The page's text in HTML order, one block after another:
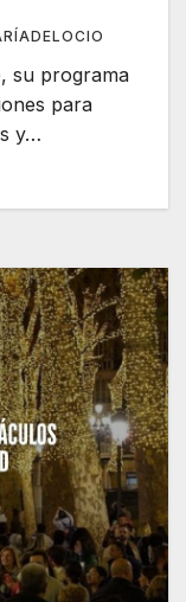
su programa
para
y…